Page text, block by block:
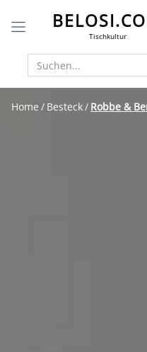
Tischkultur
Home Besteck Robbe &